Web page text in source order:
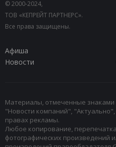
© 2000-2024,
ТОВ «КЕПРЕЙТ ПАРТНЕРС».
Все права защищены.
Афиша
Новости
Материалы, отмеченные
"Новости компаний",
правах рекламы.
Любое копирование,
фотографических произведений